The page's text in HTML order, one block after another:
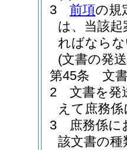
3
前項の規
は、当該
ればなら
(文書の発
第45条
文
2
文書を発
えて庶務
3
庶務係に
該文書の